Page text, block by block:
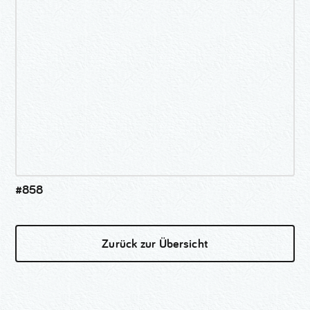
#858
Zurück zur Übersicht